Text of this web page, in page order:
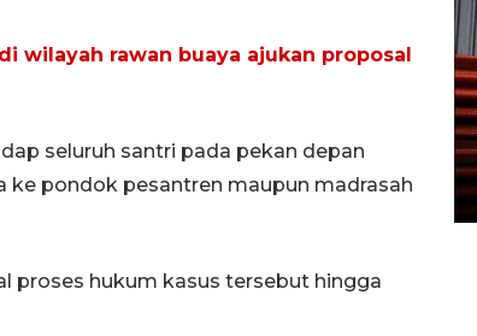
wilayah rawan buaya ajukan proposal
seluruh santri pada pekan depan
pondok pesantren maupun madrasah
proses hukum kasus tersebut hingga
Tengah
22 July 2026 17:18 WIB